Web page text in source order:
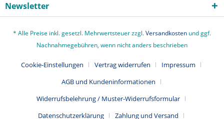
Newsletter
* Alle Preise inkl. gesetzl. Mehrwertsteuer zzgl.Versandkosten und ggf.
Nachnahmegebühren, wenn nicht anders beschrieben
Cookie-Einstellungen Vertrag widerrufen
Impressum
AGB und Kundeninformationen
Widerrufsbelehrung / Muster-Widerrufsformular
Datenschutzerklärung
Zahlung und Versand